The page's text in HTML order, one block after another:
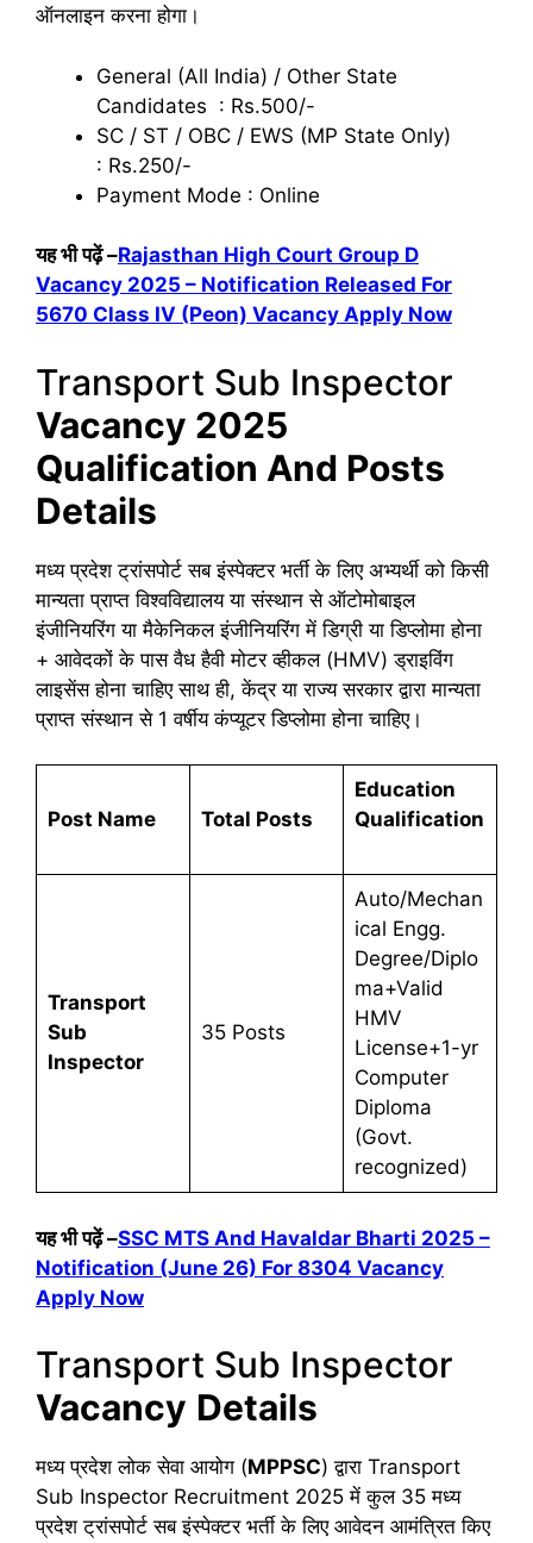
ऑनलाइन करना होगा।
General (All India) / Other State
Candidates : Rs.500/-
SC / ST / OBC / EWS (MP State Only)
: Rs.250/-
Payment Mode : Online
यह भी पढ़ें –Rajasthan High Court Group D
Vacancy 2025 – Notification Released For
5670 Class IV (Peon) Vacancy Apply Now
Transport Sub Inspector
Vacancy 2025
Qualification And Posts
Details
मध्य प्रदेश ट्रांसपोर्ट सब इंस्पेक्टर भर्ती के लिए अभ्यर्थी को किसी
मान्यता प्राप्त विश्वविद्यालय या संस्थान से ऑटोमोबाइल
इंजीनियरिंग या मैकेनिकल इंजीनियरिंग में डिग्री या डिप्लोमा होना
+ आवेदकों के पास वैध हैवी मोटर व्हीकल (HMV) ड्राइविंग
लाइसेंस होना चाहिए साथ ही, केंद्र या राज्य सरकार द्वारा मान्यता
प्राप्त संस्थान से 1 वर्षीय कंप्यूटर डिप्लोमा होना चाहिए।
Post Name Total Posts
Education
Qualification
Transport
Sub
Inspector
35 Posts
Auto/Mechan
ical Engg.
Degree/Diplo
ma+Valid
HMV
License+1-yr
Computer
Diploma
(Govt.
recognized)
यह भी पढ़ें –SSC MTS And Havaldar Bharti 2025 –
Notification (June 26) For 8304 Vacancy
Apply Now
Transport Sub Inspector
Vacancy Details
मध्य प्रदेश लोक सेवा आयोग (MPPSC) द्वारा Transport
Sub Inspector Recruitment 2025 में कुल 35 मध्य
प्रदेश ट्रांसपोर्ट सब इंस्पेक्टर भर्ती के लिए आवेदन आमंत्रित किए